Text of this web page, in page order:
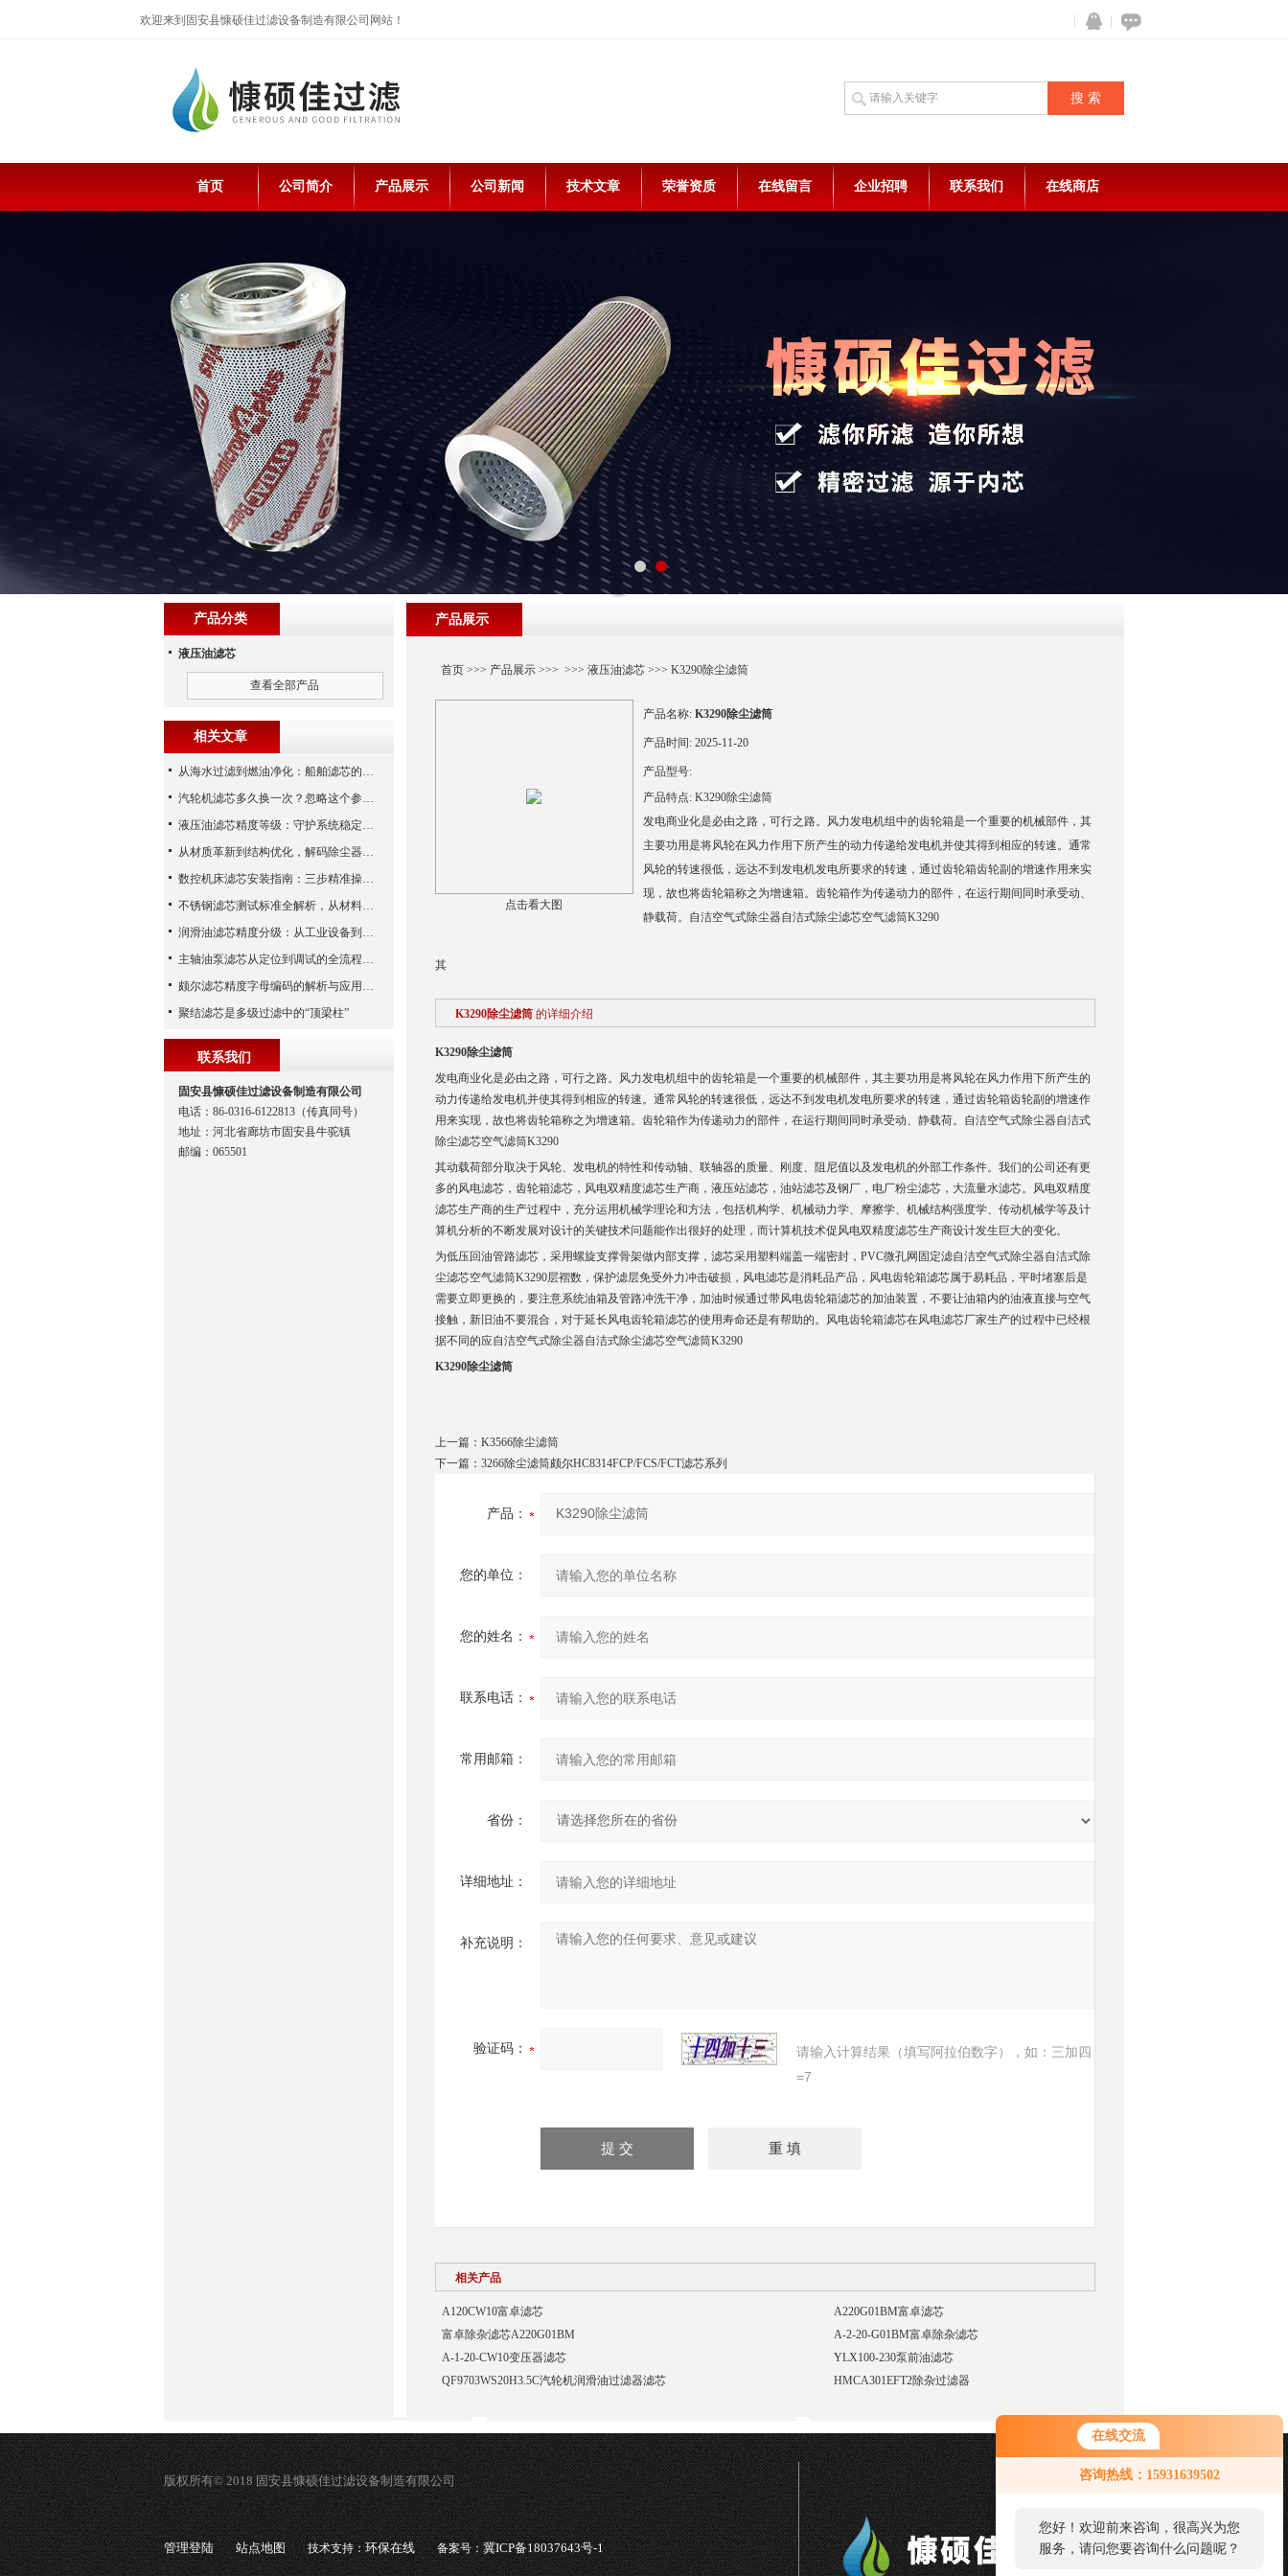
在线交流
咨询热线：15931639502
您好！欢迎前来咨询，很高兴为您
服务，请问您要咨询什么问题呢？
您好，看您停留很久了，是否找到
了需求产品，您可以直接在线与我
欢迎来到固安县慷硕佳过滤设备制造有限公司网站！
首页 公司简介 产品展示 公司新闻 技术文章 荣誉资质 在线留言 企业招聘 联系我们 在线商店
产品展示
首页>>> 产品展示>>> >>> 液压油滤芯>>> K3290除尘滤筒
点击看大图
产品名称: K3290除尘滤筒
产品时间: 2025-11-20
产品型号:
产品特点: K3290除尘滤筒
发电商业化是必由之路，可行之路。风力发电机组中的齿轮箱是一个重要的机械部件，其
主要功用是将风轮在风力作用下所产生的动力传递给发电机并使其得到相应的转速。通常
风轮的转速很低，远达不到发电机发电所要求的转速，通过齿轮箱齿轮副的增速作用来实
现，故也将齿轮箱称之为增速箱。齿轮箱作为传递动力的部件，在运行期间同时承受动、
静载荷。自洁空气式除尘器自洁式除尘滤芯空气滤筒K3290
其
K3290除尘滤筒 的详细介绍
K3290除尘滤筒
发电商业化是必由之路，可行之路。风力发电机组中的齿轮箱是一个重要的机械部件，其主要功用是将风轮在风力作用下所产生的
动力传递给发电机并使其得到相应的转速。通常风轮的转速很低，远达不到发电机发电所要求的转速，通过齿轮箱齿轮副的增速作
用来实现，故也将齿轮箱称之为增速箱。齿轮箱作为传递动力的部件，在运行期间同时承受动、静载荷。自洁空气式除尘器自洁式
除尘滤芯空气滤筒K3290
其动载荷部分取决于风轮、发电机的特性和传动轴、联轴器的质量、刚度、阻尼值以及发电机的外部工作条件。我们的公司还有更
多的风电滤芯，齿轮箱滤芯，风电双精度滤芯生产商，液压站滤芯，油站滤芯及钢厂，电厂粉尘滤芯，大流量水滤芯。风电双精度
滤芯生产商的生产过程中，充分运用机械学理论和方法，包括机构学、机械动力学、摩擦学、机械结构强度学、传动机械学等及计
算机分析的不断发展对设计的关键技术问题能作出很好的处理，而计算机技术促风电双精度滤芯生产商设计发生巨大的变化。
为低压回油管路滤芯，采用螺旋支撑骨架做内部支撑，滤芯采用塑料端盖一端密封，PVC微孔网固定滤自洁空气式除尘器自洁式除
尘滤芯空气滤筒K3290层褶数，保护滤层免受外力冲击破损，风电滤芯是消耗品产品，风电齿轮箱滤芯属于易耗品，平时堵塞后是
需要立即更换的，要注意系统油箱及管路冲洗干净，加油时候通过带风电齿轮箱滤芯的加油装置，不要让油箱内的油液直接与空气
接触，新旧油不要混合，对于延长风电齿轮箱滤芯的使用寿命还是有帮助的。风电齿轮箱滤芯在风电滤芯厂家生产的过程中已经根
据不同的应自洁空气式除尘器自洁式除尘滤芯空气滤筒K3290
K3290除尘滤筒
上一篇： K3566除尘滤筒
下一篇： 3266除尘滤筒颇尔HC8314FCP/FCS/FCT滤芯系列
产品：
您的单位：
您的姓名：
联系电话：
常用邮箱：
省份：
详细地址：
补充说明：
验证码：
请输入计算结果（填写阿拉伯数字），如：三加四
=7
相关产品
A120CW10富卓滤芯
A220G01BM富卓滤芯
富卓除杂滤芯A220G01BM
A-2-20-G01BM富卓除杂滤芯
A-1-20-CW10变压器滤芯
YLX100-230泵前油滤芯
QF9703WS20H3.5C汽轮机润滑油过滤器滤芯
HMCA301EFT2除杂过滤器
产品分类
液压油滤芯
查看全部产品
相关文章
从海水过滤到燃油净化：船舶滤芯的多场景应用解析
汽轮机滤芯多久换一次？忽略这个参数，机组非停损失可能上百万！
液压油滤芯精度等级：守护系统稳定与寿命的“微米标尺”
从材质革新到结构优化，解码除尘器滤芯性能跃升的核心逻辑
数控机床滤芯安装指南：三步精准操作，杜绝设备“亚健康”
不锈钢滤芯测试标准全解析，从材料性能到应用场景的严苛验证
润滑油滤芯精度分级：从工业设备到精密系统的过滤密码
主轴油泵滤芯从定位到调试的全流程解析
颇尔滤芯精度字母编码的解析与应用指南
聚结滤芯是多级过滤中的“顶梁柱”
联系我们
固安县慷硕佳过滤设备制造有限公司
电话：86-0316-6122813（传真同号）
地址：河北省廊坊市固安县牛驼镇
邮编：065501
版权所有© 2018 固安县慷硕佳过滤设备制造有限公司
管理登陆 站点地图 技术支持：环保在线 备案号：冀ICP备18037643号-1